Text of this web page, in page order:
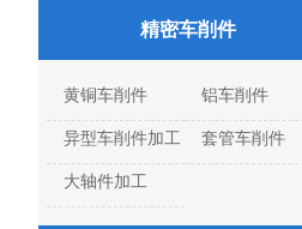
精密车削件
黄铜车削件 铝车削件
异型车削件加工 套管车削件
大轴件加工